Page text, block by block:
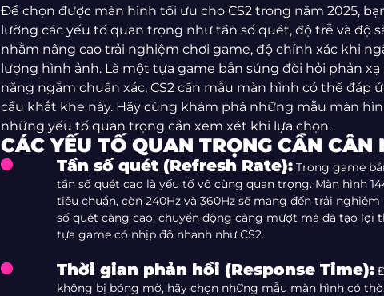
Để chọn được màn hình tối ưu cho CS2 trong năm 2025,
lưỡng các yếu tố quan trọng như tần số quét, độ trễ và độ
nhằm nâng cao trải nghiệm chơi game, độ chính xác khi
lượng hình ảnh. Là một tựa game bắn súng đòi hỏi phản xạ
năng ngắm chuẩn xác, CS2 cần mẫu màn hình có thể đáp
cầu khắt khe này. Hãy cùng khám phá những mẫu màn
những yếu tố quan trọng cần xem xét khi lựa chọn.
CÁC YẾU TỐ QUAN TRỌNG CẦN CÂN
Tần số quét (Refresh Rate):Trong game
tần số quét cao là yếu tố vô cùng quan trọng. Màn hình
tiêu chuẩn, còn 240Hz và 360Hz sẽ mang đến trải
số quét càng cao, chuyển động càng mượt mà đã tạo lợi
tựa game có nhịp độ nhanh như CS2.
Thời gian phản hồi (Response Time):
không bị bóng mờ, hãy chọn những mẫu màn hình có